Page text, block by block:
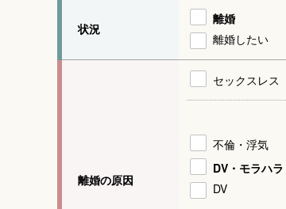
状況
離婚
離婚したい
離婚の原因
セックスレス
不倫・浮気
DV・モラハラ
DV